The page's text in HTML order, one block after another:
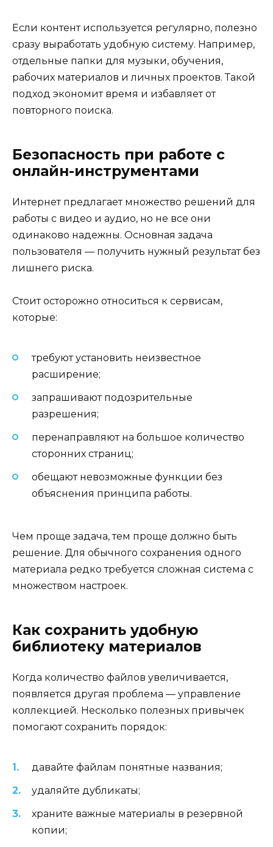
Если контент используется регулярно, полезно
сразу выработать удобную систему. Например,
отдельные папки для музыки, обучения,
рабочих материалов и личных проектов. Такой
подход экономит время и избавляет от
повторного поиска.
Безопасность при работе с
онлайн-инструментами
Интернет предлагает множество решений для
работы с видео и аудио, но не все они
одинаково надежны. Основная задача
пользователя — получить нужный результат без
лишнего риска.
Стоит осторожно относиться к сервисам,
которые:
требуют установить неизвестное
расширение;
запрашивают подозрительные
разрешения;
перенаправляют на большое количество
сторонних страниц;
обещают невозможные функции без
объяснения принципа работы.
Чем проще задача, тем проще должно быть
решение. Для обычного сохранения одного
материала редко требуется сложная система с
множеством настроек.
Как сохранить удобную
библиотеку материалов
Когда количество файлов увеличивается,
появляется другая проблема — управление
коллекцией. Несколько полезных привычек
помогают сохранить порядок:
давайте файлам понятные названия;
удаляйте дубликаты;
храните важные материалы в резервной
копии;